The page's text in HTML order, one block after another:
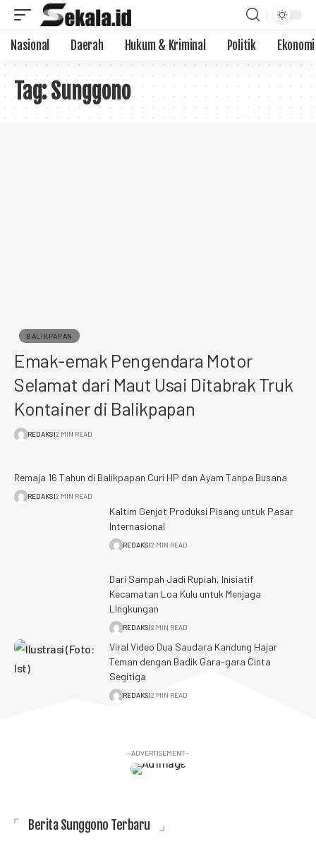
Nasional Daerah Hukum & Kriminal Politik Ekonomi
Tag:Sunggono
BALIKPAPAN
Emak-emak Pengendara Motor
Selamat dari Maut Usai Ditabrak Truk
Kontainer di Balikpapan
REDAKSI2 MIN READ
Remaja 16 Tahun di Balikpapan Curi HP dan Ayam Tanpa Busana
REDAKSI2 MIN READ
Kaltim Genjot Produksi Pisang untuk Pasar
Internasional
REDAKSI2 MIN READ
Dari Sampah Jadi Rupiah, Inisiatif
Kecamatan Loa Kulu untuk Menjaga
Lingkungan
REDAKSI2 MIN READ
Viral Video Dua Saudara Kandung Hajar
Teman dengan Badik Gara-gara Cinta
Segitiga
REDAKSI2 MIN READ
- ADVERTISEMENT -
Berita Sunggono Terbaru